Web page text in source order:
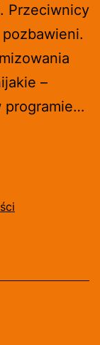
Przeciwnicy
–
programie…